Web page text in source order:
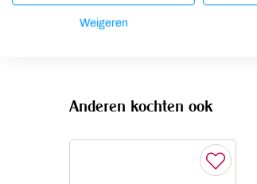
Anderen kochten ook
Weigeren